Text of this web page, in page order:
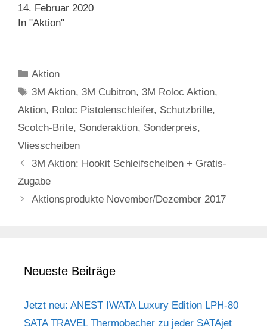
14. Februar 2020
In "Aktion"
Kategorien
Aktion
Schlagwörter
3M Aktion,3M Cubitron,3M Roloc Aktion,
Aktion, Roloc Pistolenschleifer, Schutzbrille,
Scotch-Brite, Sonderaktion, Sonderpreis,
Vliesscheiben
3M Aktion: Hookit Schleifscheiben + Gratis-
Zugabe
Aktionsprodukte November/Dezember 2017
Neueste Beiträge
Jetzt neu: ANEST IWATA Luxury Edition LPH-80
SATA TRAVEL Thermobecher zu jeder SATAjet